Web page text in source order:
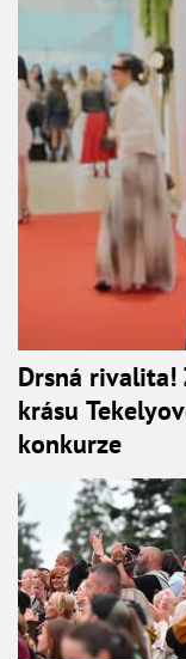
Drsná rivalita!
krásu
konkurze